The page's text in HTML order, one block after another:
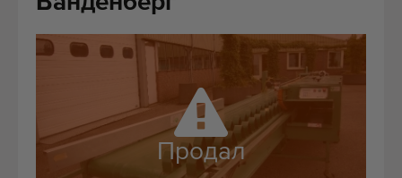
контакт
Качественное оборудование
Обученный персонал
Продал